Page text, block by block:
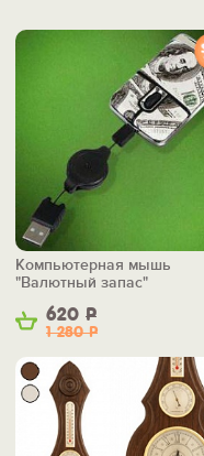
620 Р
1 280Р
Компьютерная мышь
"Валютный запас"